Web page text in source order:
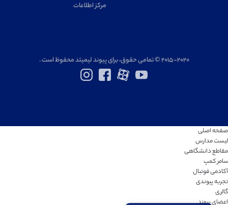
مرکز اطلاعات
۲۰۱۵-۲۰۲۰ © تمامی حقوق، برای پیوند لیمیتد محفوظ است .
صفحه اصلی
لیست مدارس
مقاطع دانشگاهی
سامر کمپ
آکادمی فوتبال
تجربه پیوندی
گالری
اعضای پیوند